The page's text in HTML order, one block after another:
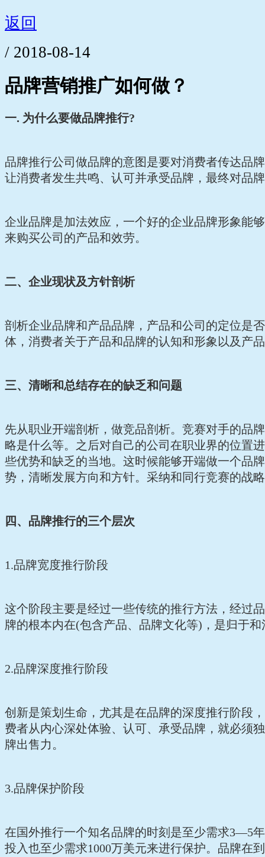
返回
/ 2018-08-14
品牌营销推广如何做？
一. 为什么要做品牌推行?
品牌推行公司做品牌的意图是要对消费者传达品
让消费者发生共鸣、认可并承受品牌，最终对品
企业品牌是加法效应，一个好的企业品牌形象能
来购买公司的产品和效劳。
二、企业现状及方针剖析
剖析企业品牌和产品品牌，产品和公司的定位是
体，消费者关于产品和品牌的认知和形象以及产
三、清晰和总结存在的缺乏和问题
先从职业开端剖析，做竞品剖析。竞赛对手的品
略是什么等。之后对自己的公司在职业界的位置
些优势和缺乏的当地。这时候能够开端做一个品
势，清晰发展方向和方针。采纳和同行竞赛的战
四、品牌推行的三个层次
1.品牌宽度推行阶段
这个阶段主要是经过一些传统的推行方法，经过
牌的根本内在(包含产品、品牌文化等)，是归于
2.品牌深度推行阶段
创新是策划生命，尤其是在品牌的深度推行阶段
费者从内心深处体验、认可、承受品牌，就必须
牌出售力。
3.品牌保护阶段
在国外推行一个知名品牌的时刻是至少需求3—5
投入也至少需求1000万美元来进行保护。品牌在